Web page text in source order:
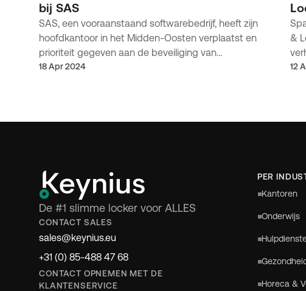
bij SAS
SAS, een vooraanstaand softwarebedrijf, heeft zijn
hoofdkantoor in het Midden-Oosten verplaatst en
prioriteit gegeven aan de beveiliging van
personeelskluizen in hun nieuwe kantoor. Op zoek
18 Apr 2024
&
te
12
De #1 slimme locker voor ALLES
CONTACT SALES
sales@keynius.eu
+31 (0) 85-488 47 68
CONTACT OPNEMEN MET DE
KLANTENSERVICE
PER
Kantoren
Onderwijs
Horeca &